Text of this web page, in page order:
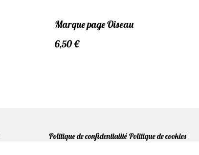
Marque page Oiseau
6,50 €
Politique de confidentialité Politique de cookies